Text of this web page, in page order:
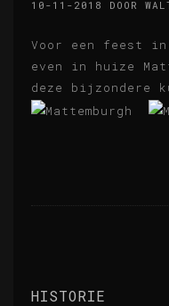
10-11-2018 DOOR
Voor een feest
even in huize
deze bijzondere
HISTORIE